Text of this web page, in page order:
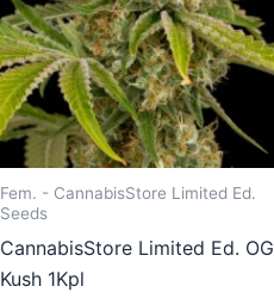
Fem. - CannabisStore Limited Ed.
Seeds
CannabisStore Limited Ed. OG
Kush 1Kpl